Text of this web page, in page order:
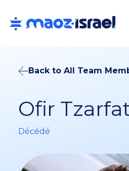
Back to All Team
Ofir
Décédé